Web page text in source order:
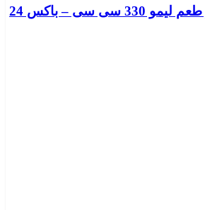
آب گازدار پریر طعم لیمو 330 سی سی – باکس 24